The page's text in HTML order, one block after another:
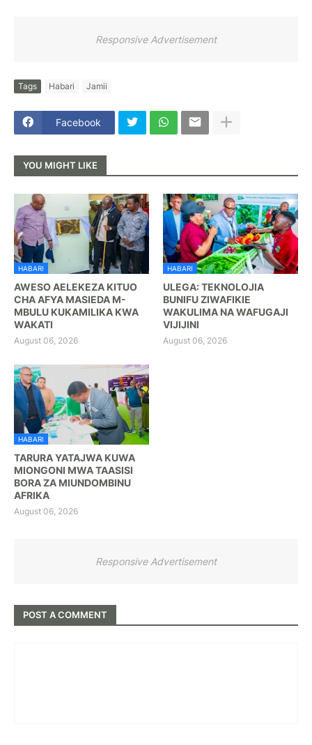
Responsive Advertisement
Tags Habari Jamii
Facebook
YOU MIGHT LIKE
HABARI
AWESO AELEKEZA KITUO
CHA AFYA MASIEDA M-
MBULU KUKAMILIKA KWA
WAKATI
August 06, 2026
HABARI
ULEGA: TEKNOLOJIA
BUNIFU ZIWAFIKIE
WAKULIMA NA WAFUGAJI
VIJIJINI
August 06, 2026
HABARI
TARURA YATAJWA KUWA
MIONGONI MWA TAASISI
BORA ZA MIUNDOMBINU
AFRIKA
August 06, 2026
Responsive Advertisement
POST A COMMENT